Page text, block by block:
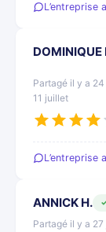
L’entreprise
DOMINIQUE
Partagé il y a
11 juillet
L’entreprise
ANNICK H.
Partagé il y a